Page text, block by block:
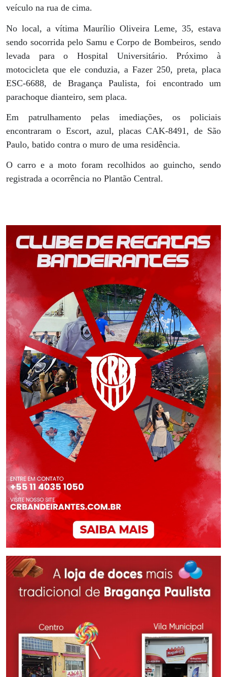
veículo na rua de cima.
No local, a vítima Maurílio Oliveira Leme, 35, estava
sendo socorrida pelo Samu e Corpo de Bombeiros, sendo
levada para o Hospital Universitário. Próximo à
motocicleta que ele conduzia, a Fazer 250, preta, placa
ESC-6688, de Bragança Paulista, foi encontrado um
parachoque dianteiro, sem placa.
Em patrulhamento pelas imediações, os policiais
encontraram o Escort, azul, placas CAK-8491, de São
Paulo, batido contra o muro de uma residência.
O carro e a moto foram recolhidos ao guincho, sendo
registrada a ocorrência no Plantão Central.